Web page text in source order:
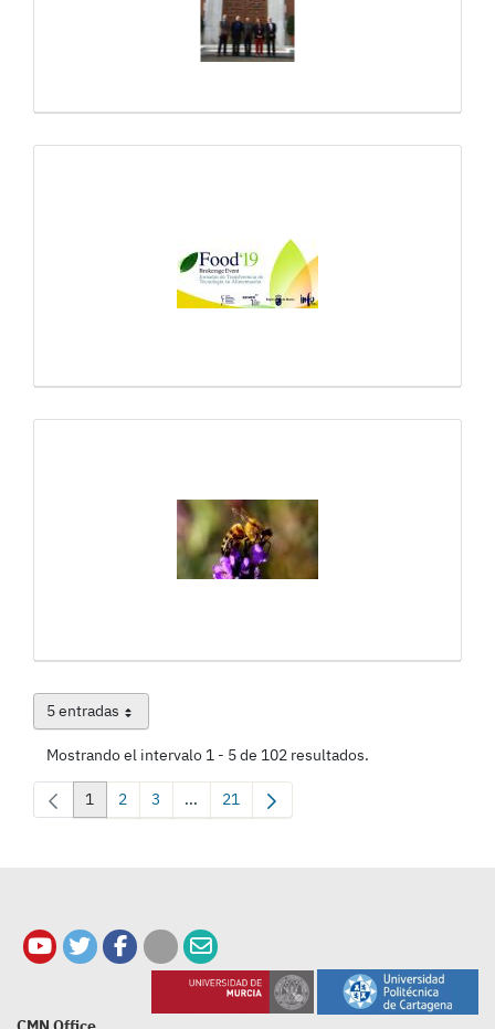
5 entradasPor página
Mostrando el intervalo 1 - 5 de 102 resultados.
Página
1 Página
2 Página
3 ...Páginas intermedias Use TAB para
Página
21